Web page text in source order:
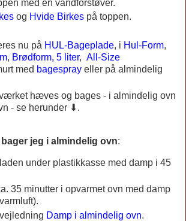
med en vandforstøver.
og Hvide Birkes på toppen.
nu på HUL-Bageplade, i Hul-Form,
, Brødform, 5 liter, All-Size
med bagespray eller på almindelig
hæves og bages - i almindelig ovn
- se herunder ⬇.
jeg i almindelig ovn:
under plastikkasse med damp i 45
35 minutter i opvarmet ovn med damp
Damp i almindelig ovn.